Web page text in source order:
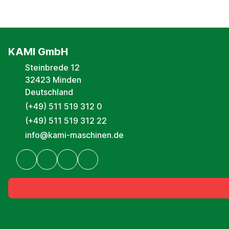
KAMI GmbH
Steinbrede 12
32423 Minden
Deutschland
(+49) 511 519 312 0
(+49) 511 519 312 22
info@kami-maschinen.de